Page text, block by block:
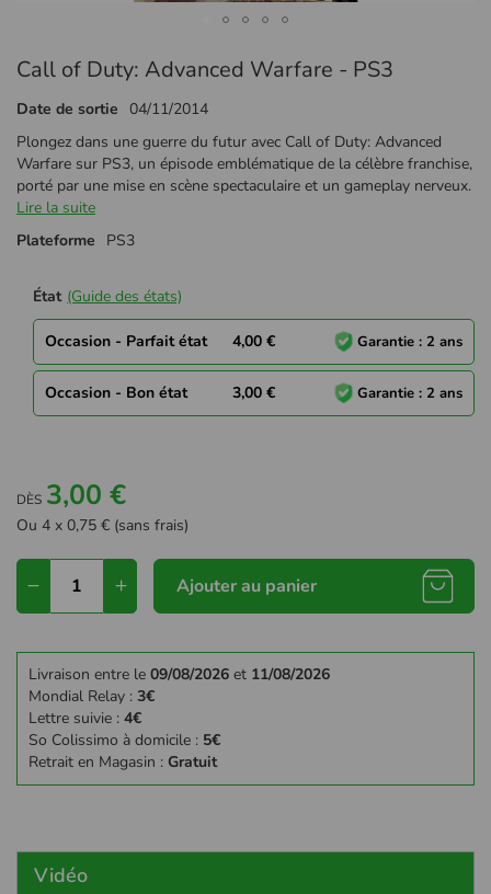
au
de
la
Galerie
d’images
Call of Duty: Advanced Warfare - PS3
Date de sortie 04/11/2014
Plongez dans une guerre du futur avec Call of Duty: Advanced
Warfare sur PS3, un épisode emblématique de la célèbre franchise,
porté par une mise en scène spectaculaire et un gameplay nerveux.
Lire la suite
Plateforme
PS3
État (Guide des états)
Occasion - Parfait état 4,00 € Garantie : 2 ans
Occasion - Bon état 3,00 € Garantie : 2 ans
DÈS 3,00 €
Ou 4 x 0,75 € (sans frais)
Ajouter au panier
Livraison entre le 09/08/2026 et 11/08/2026
Mondial Relay : 3€
Lettre suivie : 4€
So Colissimo à domicile : 5€
Retrait en Magasin : Gratuit
Vidéo